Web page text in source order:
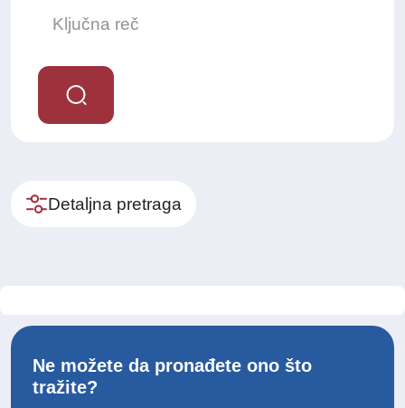
Detaljna pretraga
Ne možete da pronađete ono što
tražite?